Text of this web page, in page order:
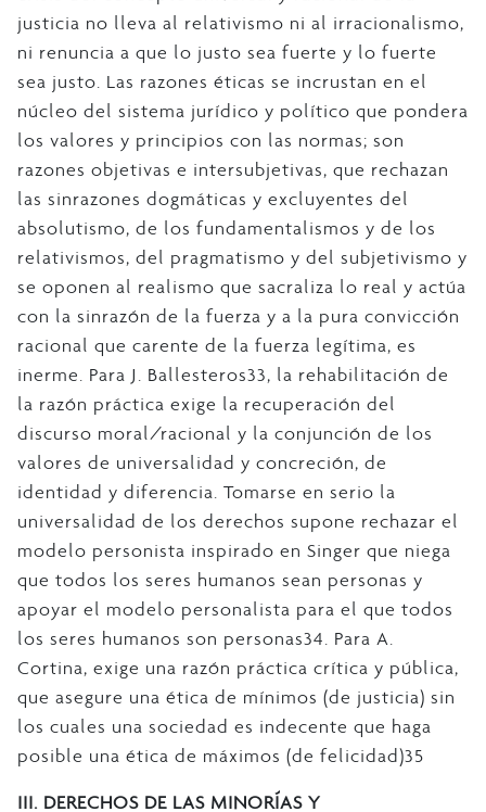
justicia no lleva al relativismo ni al irracionalismo,
ni renuncia a que lo justo sea fuerte y lo fuerte
sea justo. Las razones éticas se incrustan en el
núcleo del sistema jurídico y político que pondera
los valores y principios con las normas; son
razones objetivas e intersubjetivas, que rechazan
las sinrazones dogmáticas y excluyentes del
absolutismo, de los fundamentalismos y de los
relativismos, del pragmatismo y del subjetivismo y
se oponen al realismo que sacraliza lo real y actúa
con la sinrazón de la fuerza y a la pura convicción
racional que carente de la fuerza legítima, es
inerme. Para J. Ballesteros33, la rehabilitación de
la razón práctica exige la recuperación del
discurso moral/racional y la conjunción de los
valores de universalidad y concreción, de
identidad y diferencia. Tomarse en serio la
universalidad de los derechos supone rechazar el
modelo personista inspirado en Singer que niega
que todos los seres humanos sean personas y
apoyar el modelo personalista para el que todos
los seres humanos son personas34. Para A.
Cortina, exige una razón práctica crítica y pública,
que asegure una ética de mínimos (de justicia) sin
los cuales una sociedad es indecente que haga
posible una ética de máximos (de felicidad)35
III. DERECHOS DE LAS MINORÍAS Y